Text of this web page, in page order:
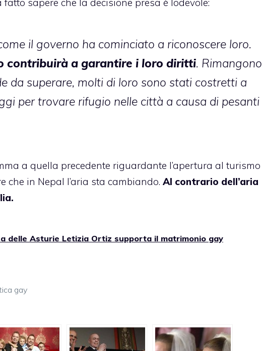
il governo ha cominciato a riconoscere loro.
contribuirà a garantire i loro diritti. Rimangono
da superare, molti di loro sono stati costretti a
per trovare rifugio nelle città a causa di pesanti
a quella precedente riguardante l’apertura al turismo
che in Nepal l’aria sta cambiando. Al contrario dell’aria
delle Asturie Letizia Ortiz supporta il matrimonio gay
gay